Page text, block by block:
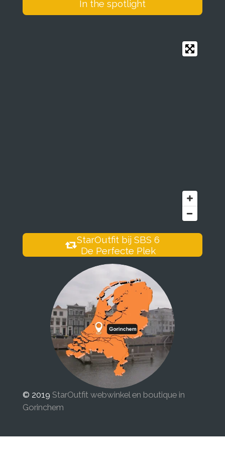
In the spotlight
StarOutfit bij SBS 6
De Perfecte Plek
© 2019 StarOutfit webwinkel en boutique in
Gorinchem